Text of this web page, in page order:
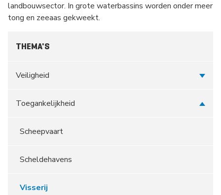
landbouwsector. In grote waterbassins worden onder meer
tong en zeeaas gekweekt.
THEMA'S
Veiligheid
Toegankelijkheid
Scheepvaart
Scheldehavens
Visserij